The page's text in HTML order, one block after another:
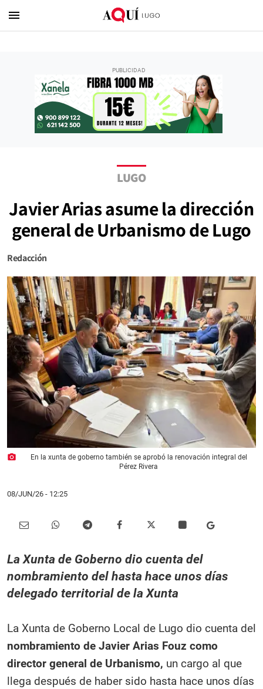
menu
LUGO
Javier Arias asume la dirección
general de Urbanismo de Lugo
Redacción
photo_camera
En la xunta de goberno también se aprobó la renovación integral del
Pérez Rivera
08/JUN/26 - 12:25
La Xunta de Goberno dio cuenta del
nombramiento del hasta hace unos días
delegado territorial de la Xunta
La Xunta de Goberno Local de Lugo dio cuenta del
nombramiento de Javier Arias Fouz como
director general de Urbanismo, un cargo al que
llega después de haber sido hasta hace unos días